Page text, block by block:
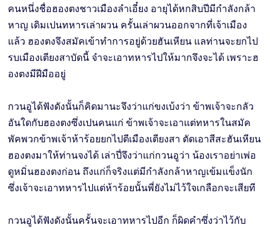
คนหนึ่งชื่อฮองตงชาวเมืองลำเอี๋ยง อายุได้หกสิบปีมีกำลังกล้า
หาญ เดิมเปนทหารเล่าผวน ครั้นเล่าผวนออกจากที่เจ้าเมือง
แล้ว ฮองตงจึงสมัคเข้าทำการอยู่ด้วยฮันเหียน แลท่านจะยกไป
รบเมืองเตียงสาบัดนี้ จำจะเอาทหารไปให้มากจึงจะได้ เพราะฮ
องตงมีฝีมืออยู่
กวนอูได้ฟังดังนั้นก็คิดมานะจึงว่าแก่ขงเบ้งว่า ข้าพเจ้าจะกลัว
อันใดกับฮองตงซึ่งเปนคนแก่ ข้าพเจ้าจะเอาแต่ทหารในสมัค
พัคพวกข้าพเจ้าห้าร้อยยกไปตีเมืองเตียงสา ตัดเอาสีสะฮันเหียน
ฮองตงมาให้ท่านจงได้ เล่าปี่จึงว่าแก่กวนอูว่า น้องเราอย่าเพ่อ
ดูหมิ่นฮองตงก่อน ถึงแก่ก็จริงแต่มีกำลังกล้าหาญเข้มแข็งนัก
ซึ่งเจ้าจะเอาทหารไปแต่ห้าร้อยนั้นพี่ยังไม่ไว้ใจเกลือกจะเสียที
กวนอูได้ฟังดังนั้นครั้นจะเอาทหารไปอีก ก็ผิดคำซึ่งว่าไว้กับ